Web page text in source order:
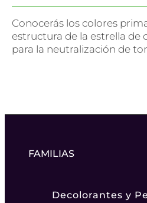
Conocerás los colores
estructura de la estrella de
para la neutralización de
FAMILIAS
Decolorantes y